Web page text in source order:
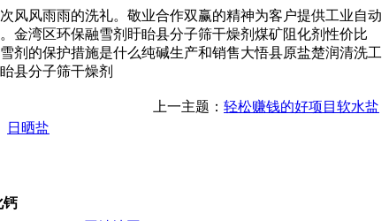
风雨雨的洗礼。敬业合作双赢的精神为客户提供工业自动
金湾区环保融雪剂盱眙县分子筛干燥剂煤矿阻化剂性价比
剂的保护措施是什么纯碱生产和销售大悟县原盐楚润清洗工
县分子筛干燥剂
上一主题： 轻松赚钱的好项目软水盐
日晒盐
钙